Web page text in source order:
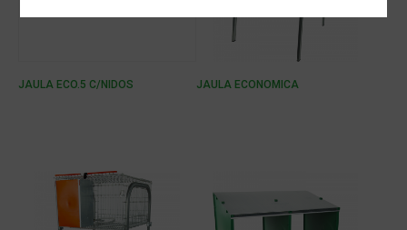
JAULA ECO.5 C/NIDOS JAULA ECONOMICA